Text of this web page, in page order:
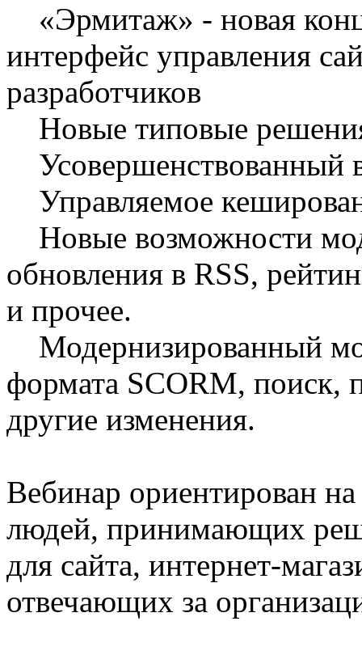
«Эрмитаж» - новая
интерфейс управления
разработчиков
Новые типовые
Усовершенствованный
Управляемое
Новые возможности
обновления в RSS,
и прочее.
Модернизированный
формата SCORM, поиск,
другие изменения.
Вебинар ориентирован
людей, принимающих
для сайта, интернет-
отвечающих за